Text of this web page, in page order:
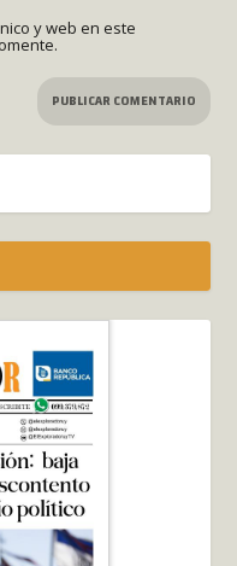
y web en este